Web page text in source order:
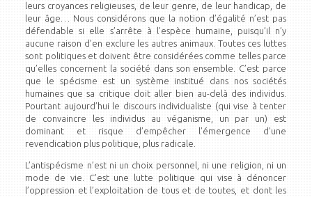
leurs croyances religieuses, de leur genre, de leur handicap, de
leur âge… Nous considérons que la notion d’égalité n’est pas
défendable si elle s’arrête à l’espèce humaine, puisqu’il n’y
aucune raison d’en exclure les autres animaux. Toutes ces luttes
sont politiques et doivent être considérées comme telles parce
qu’elles concernent la société dans son ensemble. C’est parce
que le spécisme est un système institué dans nos sociétés
humaines que sa critique doit aller bien au-delà des individus.
Pourtant aujourd’hui le discours individualiste (qui vise à tenter
de convaincre les individus au véganisme, un par un) est
dominant et risque d’empêcher l’émergence d’une
revendication plus politique, plus radicale.
L’antispécisme n’est ni un choix personnel, ni une religion, ni un
mode de vie. C’est une lutte politique qui vise à dénoncer
l’oppression et l’exploitation de tous et de toutes, et dont les